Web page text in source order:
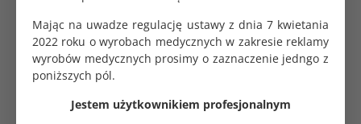
Mając na uwadze regulację ustawy z dnia 7 kwietania
2022 roku o wyrobach medycznych w zakresie reklamy
wyrobów medycznych prosimy o zaznaczenie jedngo z
poniższych pól.
Jestem użytkownikiem profesjonalnym
Wyrób Sterylny
Rozmiar 0.7x40 mm 22G
Dane logistyczne